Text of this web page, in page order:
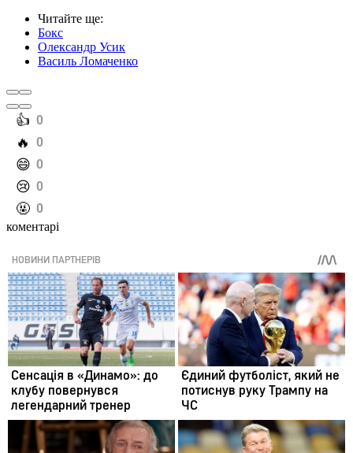
Читайте ще:
Бокс
Олександр Усик
Василь Ломаченко
️👍 0
️🔥 0
️😄 0
️😢 0
️🤬 0
коментарі